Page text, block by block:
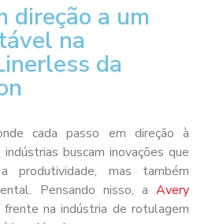
direção a um
na
da
cada passo em direção à
buscam inovações que
produtividade, mas também
Pensando nisso, a Avery
na indústria de rotulagem